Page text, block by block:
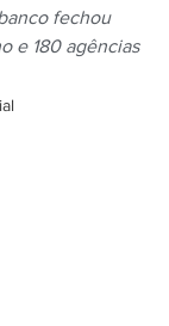
fechou
e 180 agências